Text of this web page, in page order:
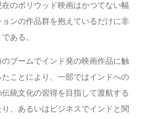
のボリウッド映画はかつてない幅
ョンの作品群を抱えているだけに非
ある。
のブームでインド発の映画作品に触
ことにより、一部ではインドへの
統文化の習得を目指して渡航する
り、あるいはビジネスでインドと関